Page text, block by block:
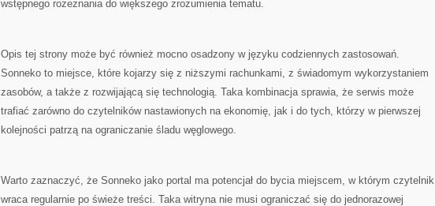
wstępnego rozeznania do większego zrozumienia tematu.
Opis tej strony może być również mocno osadzony w języku codziennych zastosowań.
Sonneko to miejsce, które kojarzy się z niższymi rachunkami, z świadomym wykorzystaniem
zasobów, a także z rozwijającą się technologią. Taka kombinacja sprawia, że serwis może
trafiać zarówno do czytelników nastawionych na ekonomię, jak i do tych, którzy w pierwszej
kolejności patrzą na ograniczanie śladu węglowego.
Warto zaznaczyć, że Sonneko jako portal ma potencjał do bycia miejscem, w którym czytelnik
wraca regularnie po świeże treści. Taka witryna nie musi ograniczać się do jednorazowej